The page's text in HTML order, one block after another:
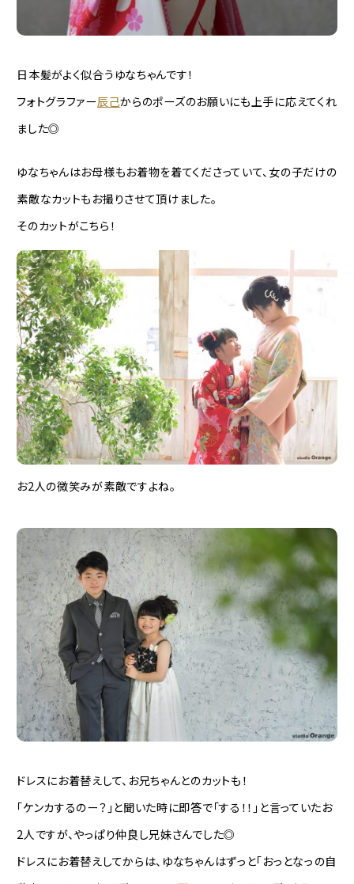
日本髪がよく似合うゆなちゃんです！
フォトグラファー辰己からのポーズのお願いにも上手に応えてくれ
ました◎
ゆなちゃんはお母様もお着物を着てくださっていて、女の子だけの
素敵なカットもお撮りさせて頂けました。
そのカットがこちら！
お2人の微笑みが素敵ですよね。
ドレスにお着替えして、お兄ちゃんとのカットも！
「ケンカするのー？」と聞いた時に即答で「する！！」と言っていたお
2人ですが、やっぱり仲良し兄妹さんでした◎
ドレスにお着替えしてからは、ゆなちゃんはずっと「おっとなっの自